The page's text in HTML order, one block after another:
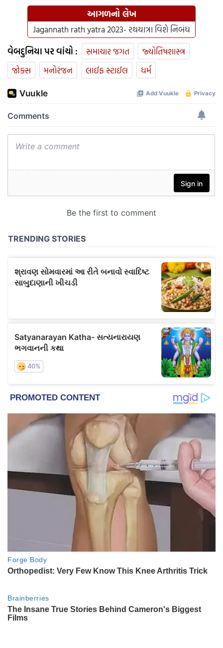
આગળનો લેખ
Jagannath rath yatra 2023- રથયાત્રા વિશે નિબંધ
વેબદુનિયા પર વાંચો : સમાચાર જગત
જ્યોતિષશાસ્ત્ર
જોક્સ
મનોરંજન લાઈફ સ્ટાઈલ ધર્મ